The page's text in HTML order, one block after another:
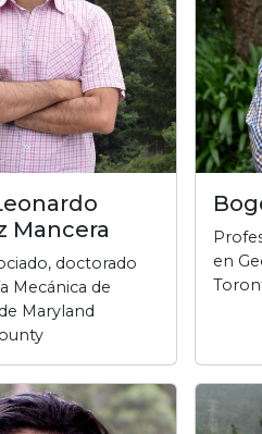
Mancera
doctorado
Mecánica de
Maryland
en